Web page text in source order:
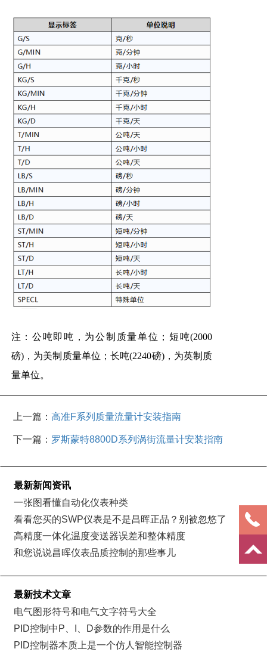
注：公吨即吨，为公制质量单位；短吨(2000
磅)，为美制质量单位；长吨(2240磅)，为英制质
量单位。
上一篇：高准F系列质量流量计安装指南
下一篇： 罗斯蒙特8800D系列涡街流量计安装指南
最新新闻资讯
一张图看懂自动化仪表种类
看看您买的SWP仪表是不是昌晖正品？别被忽悠了
高精度一体化温度变送器误差和整体精度
和您说说昌晖仪表品质控制的那些事儿
最新技术文章
电气图形符号和电气文字符号大全
PID控制中P、I、D参数的作用是什么
PID控制器本质上是一个仿人智能控制器